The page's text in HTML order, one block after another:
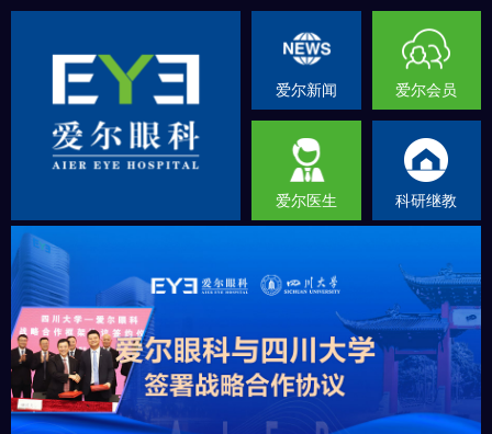
爱尔新闻 爱尔会员
爱尔医生 科研继教